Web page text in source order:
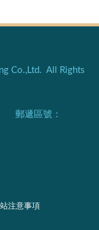
Co.,Ltd. All Rights
郵遞區號：
注意事項